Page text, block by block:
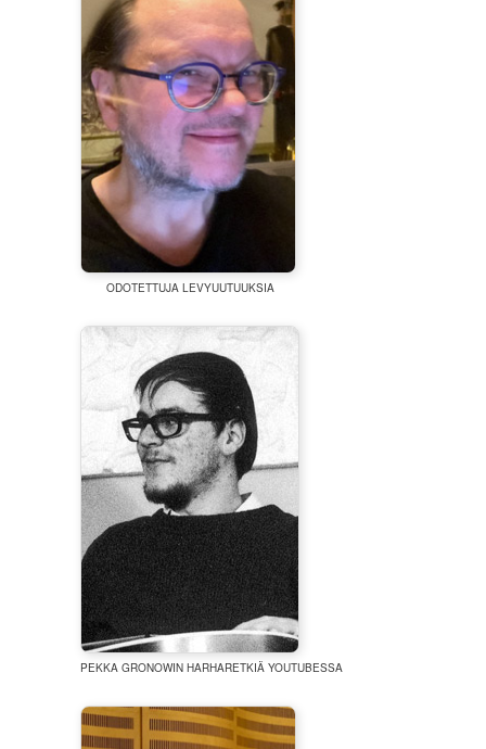
ODOTETTUJA LEVYUUTUUKSIA
PEKKA GRONOWIN HARHARETKIÄ YOUTUBESSA